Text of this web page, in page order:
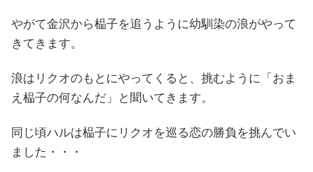
やがて金沢から榀子を追うように幼馴染の浪がやって
きてきます。
浪はリクオのもとにやってくると、挑むように「おま
え榀子の何なんだ」と聞いてきます。
同じ頃ハルは榀子にリクオを巡る恋の勝負を挑んでい
ました・・・